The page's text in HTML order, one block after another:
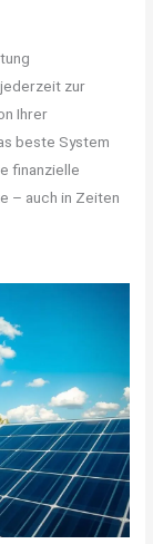
zur
Ihrer
beste System
finanzielle
– auch in Zeiten